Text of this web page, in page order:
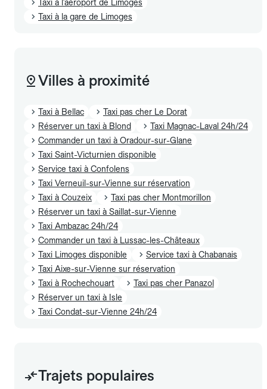
Taxi à l'aéroport de Limoges
Taxi à la gare de Limoges
Villes à proximité
Taxi à Bellac
Taxi pas cher Le Dorat
Réserver un taxi à Blond
Taxi Magnac-Laval 24h/24
Commander un taxi à Oradour-sur-Glane
Taxi Saint-Victurnien disponible
Service taxi à Confolens
Taxi Verneuil-sur-Vienne sur réservation
Taxi à Couzeix
Taxi pas cher Montmorillon
Réserver un taxi à Saillat-sur-Vienne
Taxi Ambazac 24h/24
Commander un taxi à Lussac-les-Châteaux
Taxi Limoges disponible
Service taxi à Chabanais
Taxi Aixe-sur-Vienne sur réservation
Taxi à Rochechouart
Taxi pas cher Panazol
Réserver un taxi à Isle
Taxi Condat-sur-Vienne 24h/24
Trajets populaires